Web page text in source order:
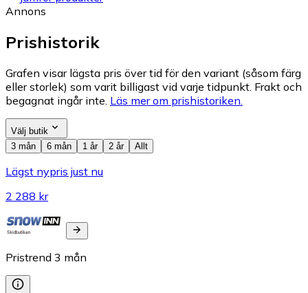
Annons
Prishistorik
Grafen visar lägsta pris över tid för den variant (såsom färg
eller storlek) som varit billigast vid varje tidpunkt. Frakt och
begagnat ingår inte. Läs mer om prishistoriken.
Välj butik
3 mån
6 mån 1 år 2 år Allt
Lägst nypris just nu
2 288 kr
Pristrend 3 mån